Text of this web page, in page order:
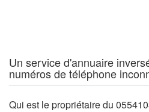
Un service d'annuaire
numéros de téléphone
Qui est le propriétaire du